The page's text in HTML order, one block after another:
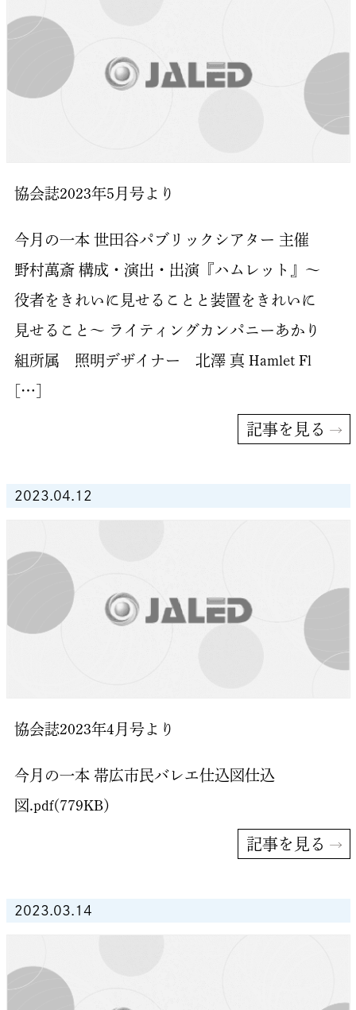
協会誌2023年5月号より
今月の一本 世田谷パブリックシアター 主催
野村萬斎 構成・演出・出演『ハムレット』～
役者をきれいに見せることと装置をきれいに
見せること～ ライティングカンパニーあかり
組所属 照明デザイナー 北澤 真 Hamlet Fl
[…]
記事を見る
2023.04.12
協会誌2023年4月号より
今月の一本 帯広市民バレエ仕込図仕込
図.pdf(779KB)
記事を見る
2023.03.14